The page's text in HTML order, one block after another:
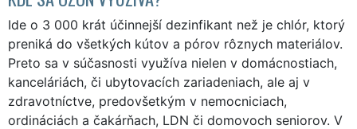
Ide o 3 000 krát účinnejší dezinfikant než je chlór, ktorý
preniká do všetkých kútov a pórov rôznych materiálov.
Preto sa v súčasnosti využíva nielen v domácnostiach,
kanceláriách, či ubytovacích zariadeniach, ale aj v
zdravotníctve, predovšetkým v nemocniciach,
ordináciách a čakárňach, LDN či domovoch seniorov. V